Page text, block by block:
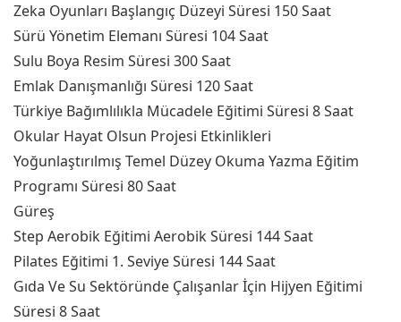
Zeka Oyunları Başlangıç Düzeyi Süresi 150 Saat
Sürü Yönetim Elemanı Süresi 104 Saat
Sulu Boya Resim Süresi 300 Saat
Emlak Danışmanlığı Süresi 120 Saat
Türkiye Bağımlılıkla Mücadele Eğitimi Süresi 8 Saat
Okular Hayat Olsun Projesi Etkinlikleri
Yoğunlaştırılmış Temel Düzey Okuma Yazma Eğitim
Programı Süresi 80 Saat
Güreş
Step Aerobik Eğitimi Aerobik Süresi 144 Saat
Pilates Eğitimi 1. Seviye Süresi 144 Saat
Gıda Ve Su Sektöründe Çalışanlar İçin Hijyen Eğitimi
Süresi 8 Saat